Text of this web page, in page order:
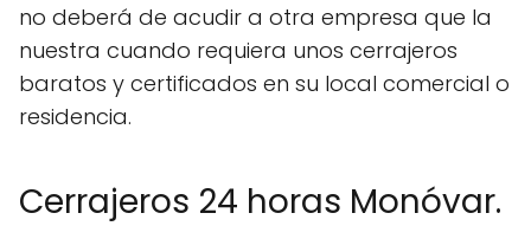
no deberá de acudir a otra empresa que la
nuestra cuando requiera unos cerrajeros
baratos y certificados en su local comercial o
residencia.
Cerrajeros 24 horas Monóvar.